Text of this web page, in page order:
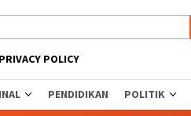
PRIVACY POLICY
PENDIDIKAN POLITIK